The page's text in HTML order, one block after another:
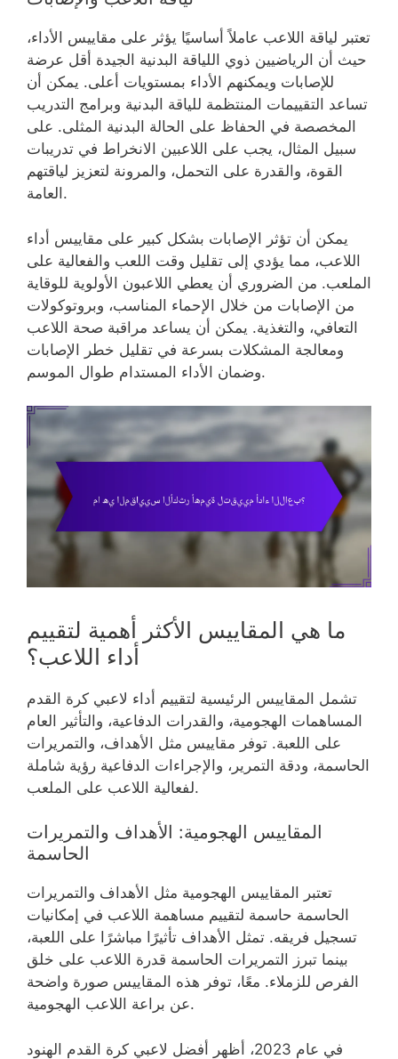
تعتبر لياقة اللاعب عاملاً أساسيًا يؤثر على مقاييس الأداء،
حيث أن الرياضيين ذوي اللياقة البدنية الجيدة أقل عرضة
للإصابات ويمكنهم الأداء بمستويات أعلى. يمكن أن
تساعد التقييمات المنتظمة للياقة البدنية وبرامج التدريب
المخصصة في الحفاظ على الحالة البدنية المثلى. على
سبيل المثال، يجب على اللاعبين الانخراط في تدريبات
القوة، والقدرة على التحمل، والمرونة لتعزيز لياقتهم
العامة.
يمكن أن تؤثر الإصابات بشكل كبير على مقاييس أداء
اللاعب، مما يؤدي إلى تقليل وقت اللعب والفعالية على
الملعب. من الضروري أن يعطي اللاعبون الأولوية للوقاية
من الإصابات من خلال الإحماء المناسب، وبروتوكولات
التعافي، والتغذية. يمكن أن يساعد مراقبة صحة اللاعب
ومعالجة المشكلات بسرعة في تقليل خطر الإصابات
وضمان الأداء المستدام طوال الموسم.
ما هي المقاييس الأكثر أهمية لتقييم
أداء اللاعب؟
تشمل المقاييس الرئيسية لتقييم أداء لاعبي كرة القدم
المساهمات الهجومية، والقدرات الدفاعية، والتأثير العام
على اللعبة. توفر مقاييس مثل الأهداف، والتمريرات
الحاسمة، ودقة التمرير، والإجراءات الدفاعية رؤية شاملة
لفعالية اللاعب على الملعب.
المقاييس الهجومية: الأهداف والتمريرات
الحاسمة
تعتبر المقاييس الهجومية مثل الأهداف والتمريرات
الحاسمة حاسمة لتقييم مساهمة اللاعب في إمكانيات
تسجيل فريقه. تمثل الأهداف تأثيرًا مباشرًا على اللعبة،
بينما تبرز التمريرات الحاسمة قدرة اللاعب على خلق
الفرص للزملاء. معًا، توفر هذه المقاييس صورة واضحة
عن براعة اللاعب الهجومية.
في عام 2023، أظهر أفضل لاعبي كرة القدم الهنود